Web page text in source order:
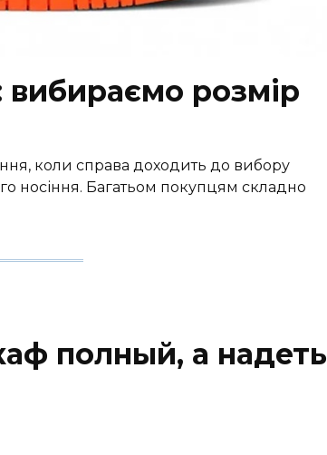
вибираємо розмір
коли справа доходить до вибору
носіння. Багатьом покупцям складно
полный, а надеть